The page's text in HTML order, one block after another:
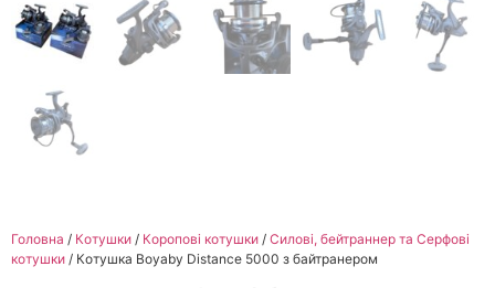
Головна / Котушки / Коропові котушки / Силові, бейтраннер та Серфові
котушки / Котушка Boyaby Distance 5000 з байтранером